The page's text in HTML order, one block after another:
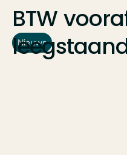
BTW
Nieuws